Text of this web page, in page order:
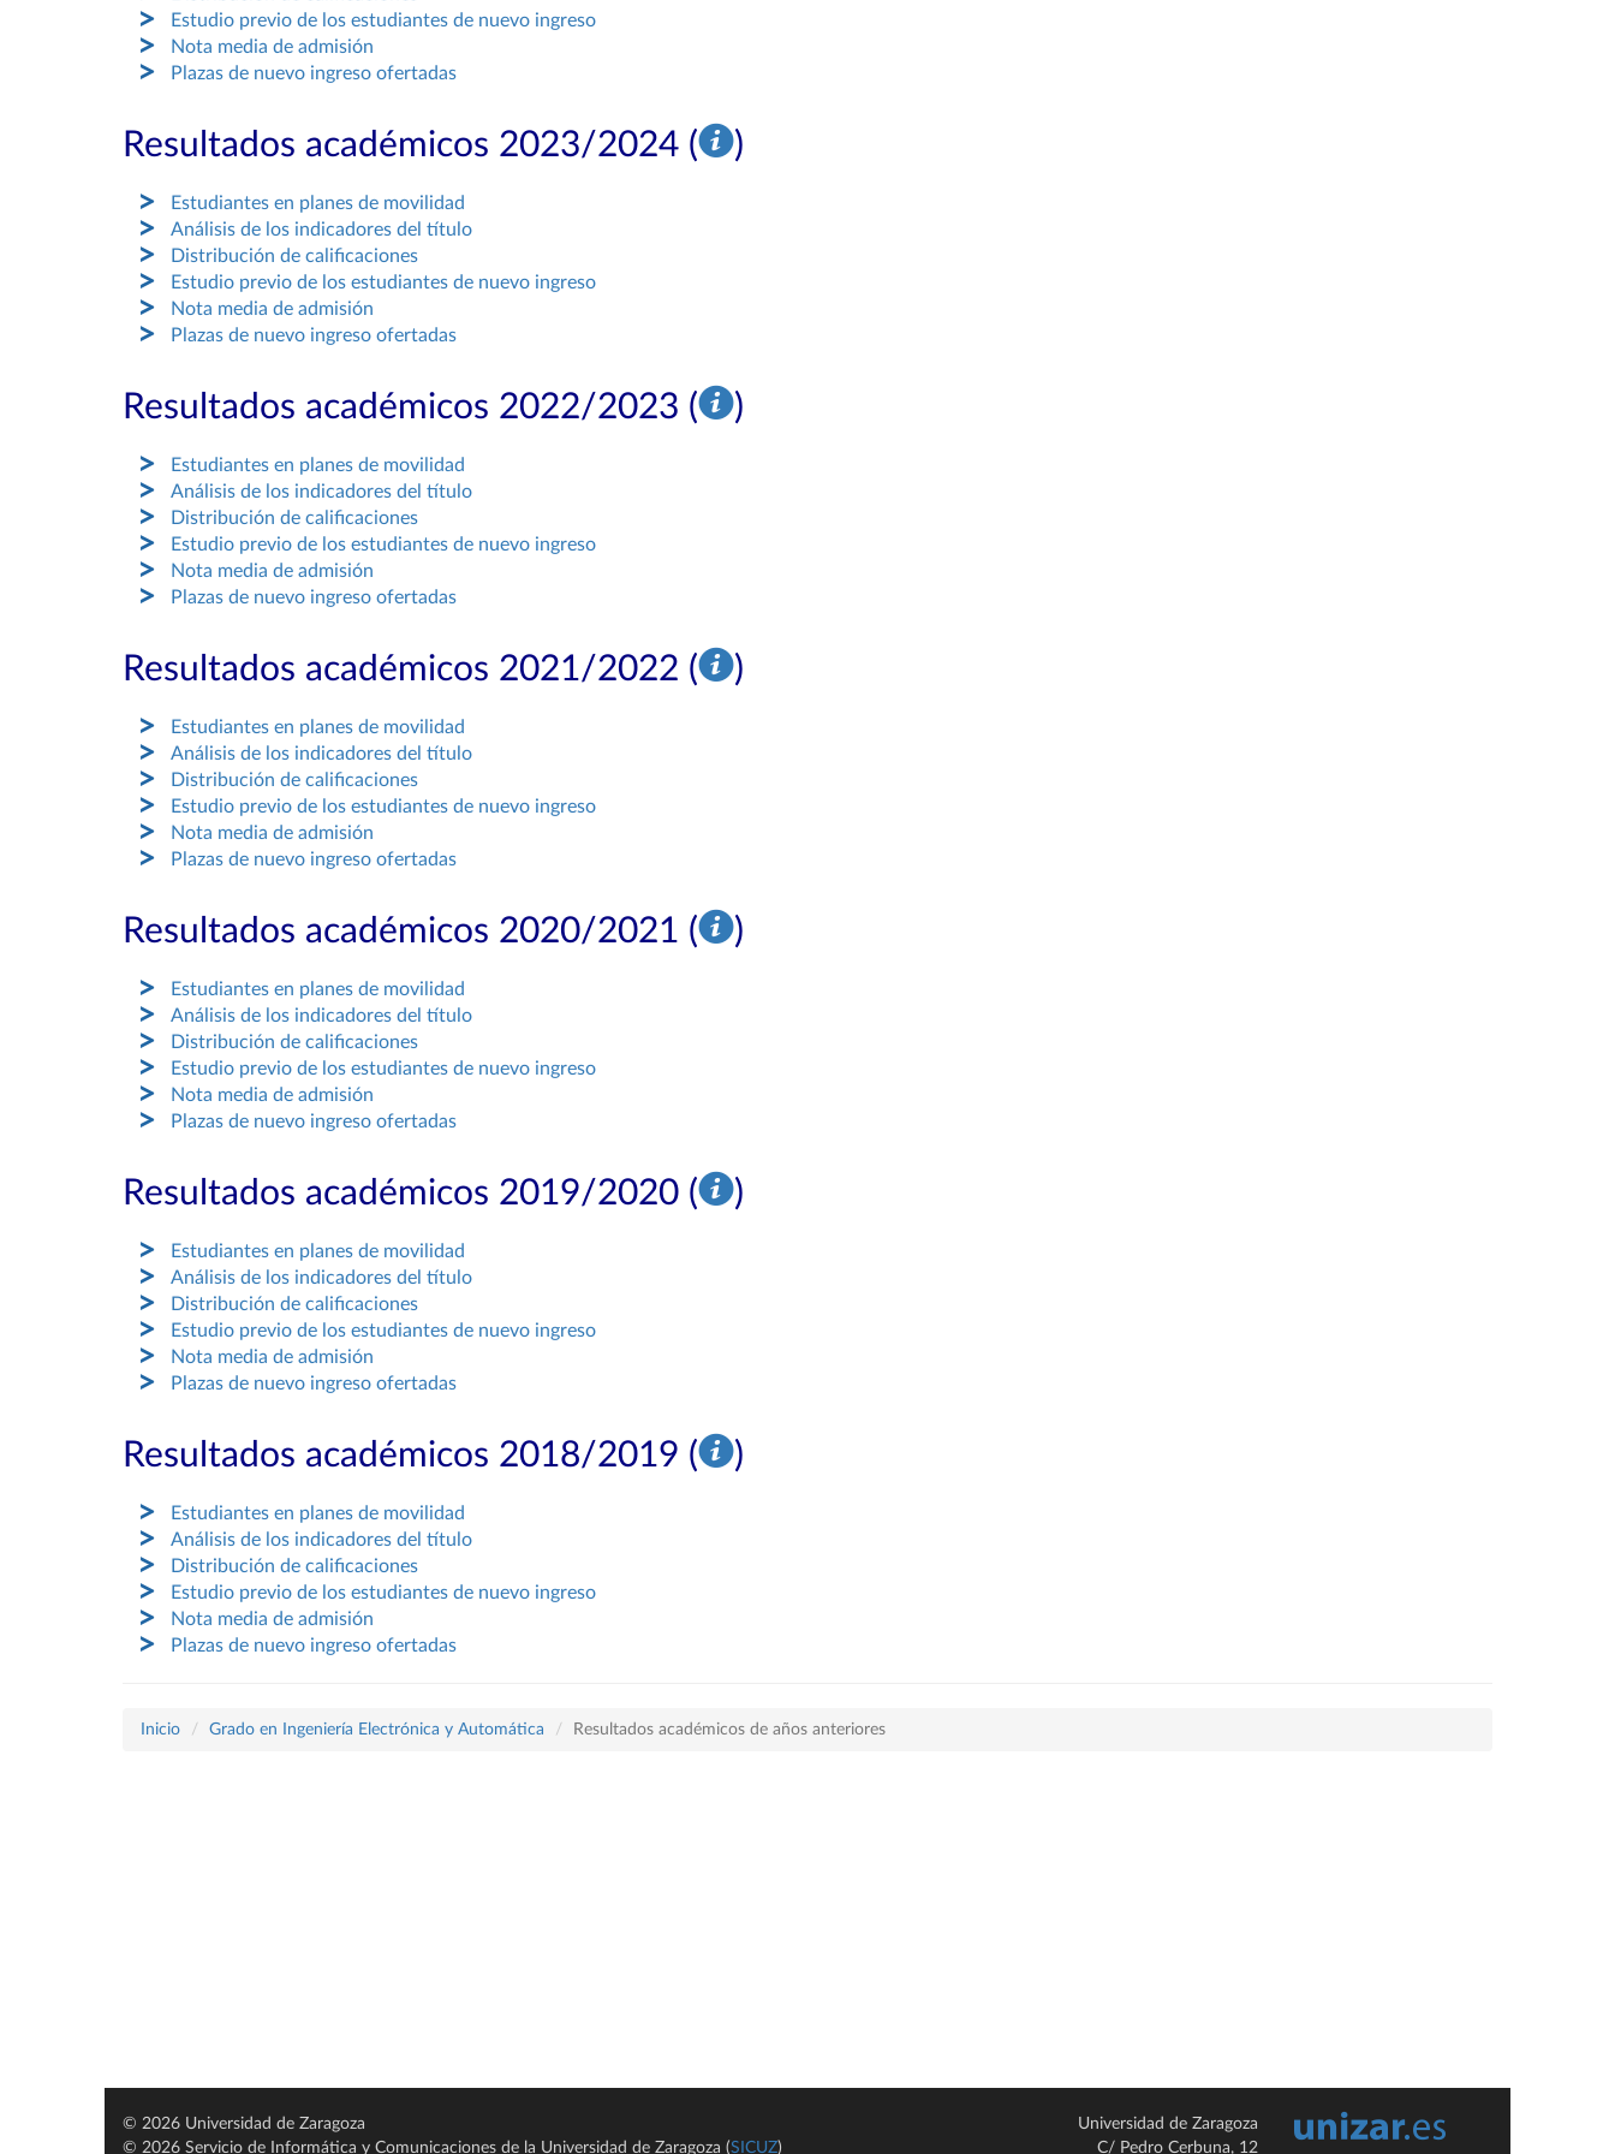
Estudio previo de los estudiantes de nuevo ingreso
Nota media de admisión
Plazas de nuevo ingreso ofertadas
Resultados académicos 2023/2024 ( )
Estudiantes en planes de movilidad
Análisis de los indicadores del título
Distribución de calificaciones
Estudio previo de los estudiantes de nuevo ingreso
Nota media de admisión
Plazas de nuevo ingreso ofertadas
Resultados académicos 2022/2023 ( )
Estudiantes en planes de movilidad
Análisis de los indicadores del título
Distribución de calificaciones
Estudio previo de los estudiantes de nuevo ingreso
Nota media de admisión
Plazas de nuevo ingreso ofertadas
Resultados académicos 2021/2022 ( )
Estudiantes en planes de movilidad
Análisis de los indicadores del título
Distribución de calificaciones
Estudio previo de los estudiantes de nuevo ingreso
Nota media de admisión
Plazas de nuevo ingreso ofertadas
Resultados académicos 2020/2021 ( )
Estudiantes en planes de movilidad
Análisis de los indicadores del título
Distribución de calificaciones
Estudio previo de los estudiantes de nuevo ingreso
Nota media de admisión
Plazas de nuevo ingreso ofertadas
Resultados académicos 2019/2020 ( )
Estudiantes en planes de movilidad
Análisis de los indicadores del título
Distribución de calificaciones
Estudio previo de los estudiantes de nuevo ingreso
Nota media de admisión
Plazas de nuevo ingreso ofertadas
Resultados académicos 2018/2019 ( )
Estudiantes en planes de movilidad
Análisis de los indicadores del título
Distribución de calificaciones
Estudio previo de los estudiantes de nuevo ingreso
Nota media de admisión
Plazas de nuevo ingreso ofertadas
Inicio Grado en Ingeniería Electrónica y Automática Resultados académicos de años anteriores
© 2026 Universidad de Zaragoza
© 2026 Servicio de Informática y Comunicaciones de la Universidad de Zaragoza (SICUZ)
Universidad de Zaragoza
C/ Pedro Cerbuna, 12